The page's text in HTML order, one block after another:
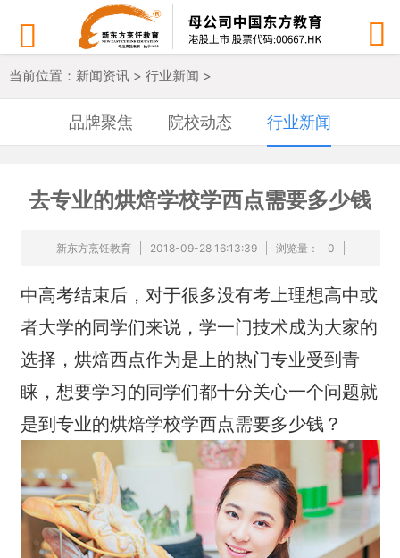
 
当前位置： 新闻资讯 > 行业新闻 >
品牌聚焦 院校动态 行业新闻
去专业的烘焙学校学西点需要多少钱
新东方烹饪教育 2018-09-28 16:13:39 浏览量： 0
中高考结束后，对于很多没有考上理想高中或
者大学的同学们来说，学一门技术成为大家的
选择，烘焙西点作为是上的热门专业受到青
睐，想要学习的同学们都十分关心一个问题就
是到专业的烘焙学校学西点需要多少钱？